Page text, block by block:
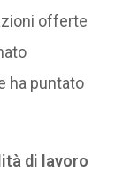
offerte
ha puntato
di lavoro